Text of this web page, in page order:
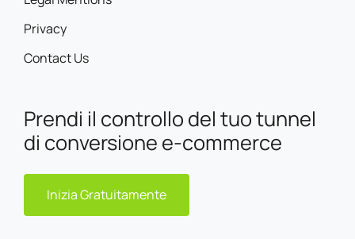
Privacy
Contact Us
Prendi il controllo del tuo tunnel
di conversione e-commerce
Inizia Gratuitamente